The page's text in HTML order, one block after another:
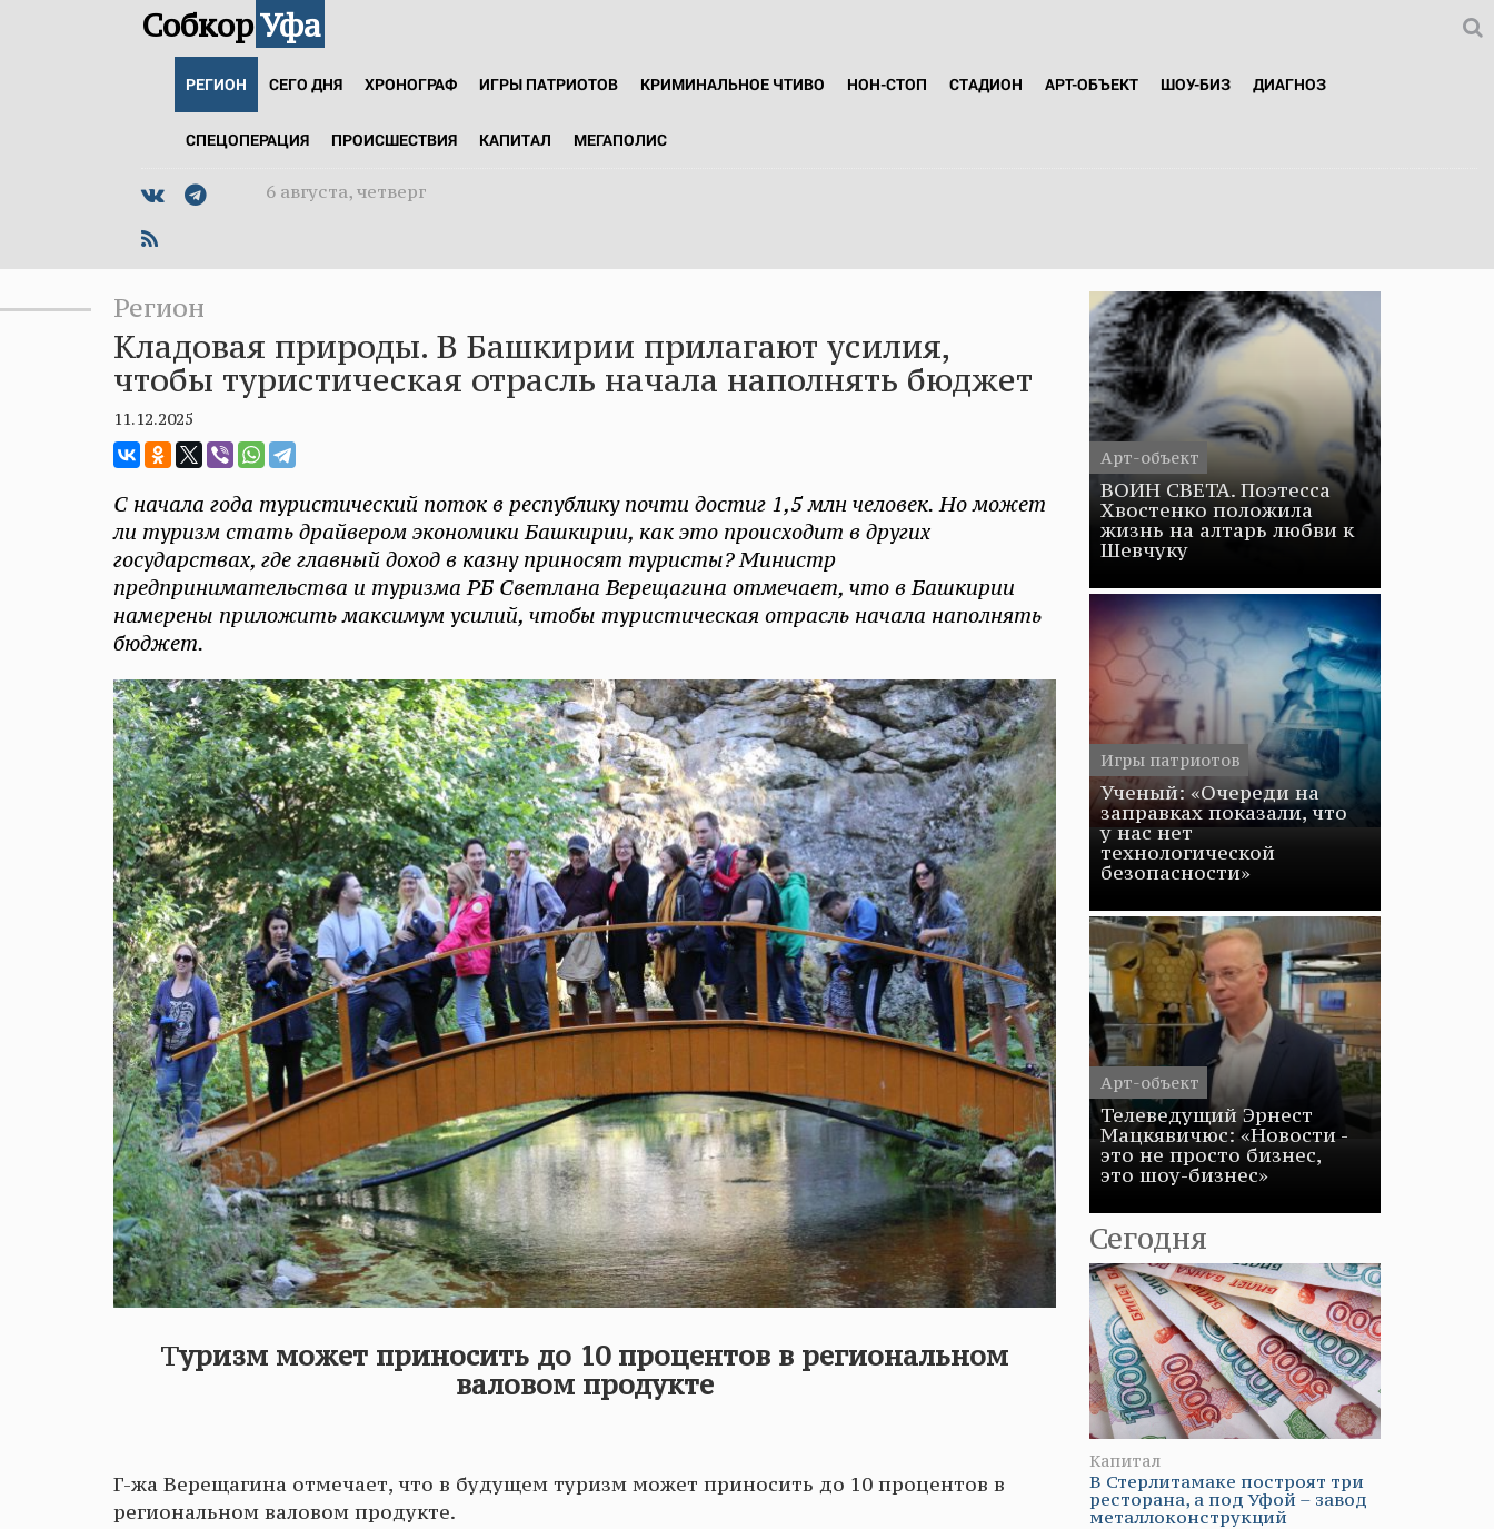
СобкорУфа
РЕГИОН СЕГО ДНЯ ХРОНОГРАФ ИГРЫ ПАТРИОТОВ КРИМИНАЛЬНОЕ ЧТИВО НОН-СТОП СТАДИОН АРТ-ОБЪЕКТ ШОУ-БИЗ ДИАГНОЗ
СПЕЦОПЕРАЦИЯ ПРОИСШЕСТВИЯ КАПИТАЛ МЕГАПОЛИС
6 августа, четверг
Регион
Кладовая природы. В Башкирии прилагают усилия,
чтобы туристическая отрасль начала наполнять бюджет
11.12.2025
С начала года туристический поток в республику почти достиг 1,5 млн человек. Но может
ли туризм стать драйвером экономики Башкирии, как это происходит в других
государствах, где главный доход в казну приносят туристы? Министр
предпринимательства и туризма РБ Светлана Верещагина отмечает, что в Башкирии
намерены приложить максимум усилий, чтобы туристическая отрасль начала наполнять
бюджет.
Туризм может приносить до 10 процентов в региональном
валовом продукте
Г-жа Верещагина отмечает, что в будущем туризм может приносить до 10 процентов в
региональном валовом продукте.
Арт-объект
ВОИН СВЕТА. Поэтесса
Хвостенко положила
жизнь на алтарь любви к
Шевчуку
Игры патриотов
Ученый: «Очереди на
заправках показали, что
у нас нет
технологической
безопасности»
Арт-объект
Телеведущий Эрнест
Мацкявичюс: «Новости -
это не просто бизнес,
это шоу-бизнес»
Сегодня
Капитал
В Стерлитамаке построят три
ресторана, а под Уфой – завод
металлоконструкций